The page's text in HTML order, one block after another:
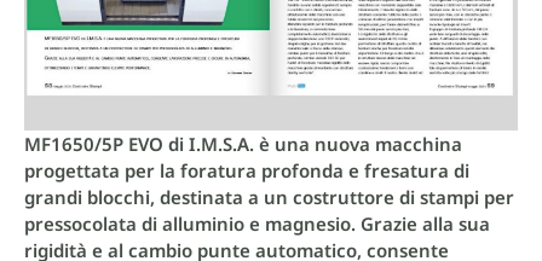
MF1650/5P EVO di I.M.S.A. è una nuova macchina
progettata per la foratura profonda e fresatura di
grandi blocchi, destinata a un costruttore di stampi per
pressocolata di alluminio e magnesio. Grazie alla sua
rigidità e al cambio punte automatico, consente